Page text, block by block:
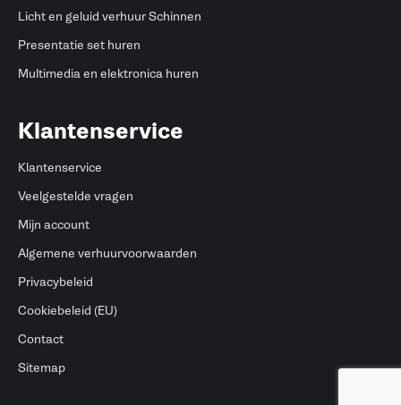
Licht en geluid verhuur Schinnen
Presentatie set huren
Multimedia en elektronica huren
Klantenservice
Klantenservice
Veelgestelde vragen
Mijn account
Algemene verhuurvoorwaarden
Privacybeleid
Cookiebeleid (EU)
Contact
Sitemap